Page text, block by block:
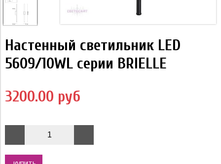
Настенный светильник LED
5609/10WL серии BRIELLE
3200.00 руб